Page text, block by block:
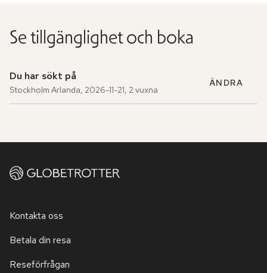
Se tillgänglighet och boka
Du har sökt på
Stockholm Arlanda, 2026-11-21, 2 vuxna
ÄNDRA
Kontakta oss
Betala din resa
Reseförfrågan